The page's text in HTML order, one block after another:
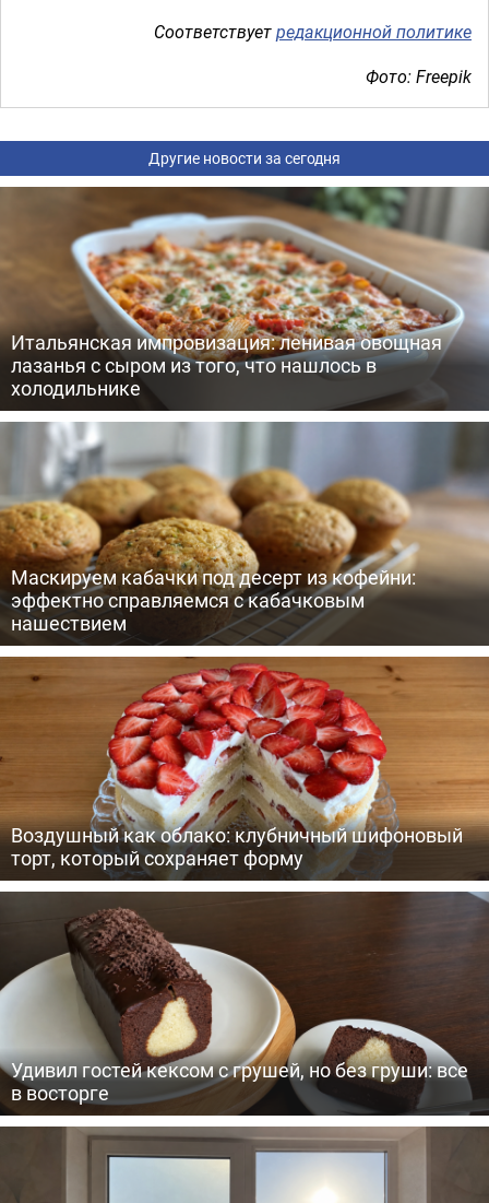
Соответствуетредакционной политике
Фото: Freepik
Другие новости за сегодня
Итальянская импровизация: ленивая овощная
лазанья с сыром из того, что нашлось в
холодильнике
Маскируем кабачки под десерт из кофейни:
эффектно справляемся с кабачковым
нашествием
Воздушный как облако: клубничный шифоновый
торт, который сохраняет форму
Удивил гостей кексом с грушей, но без груши: все
в восторге